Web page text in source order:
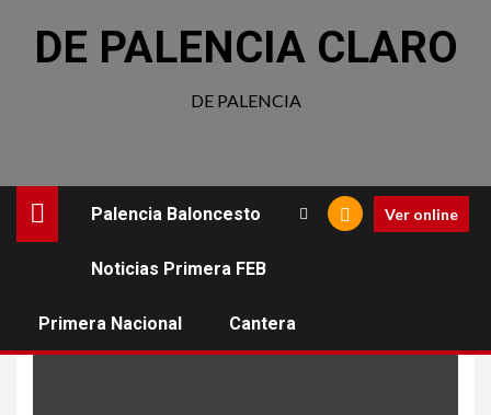
DE PALENCIA CLARO
DE PALENCIA
Palencia Baloncesto
Noticias Primera FEB
Primera Nacional Cantera
Ver online